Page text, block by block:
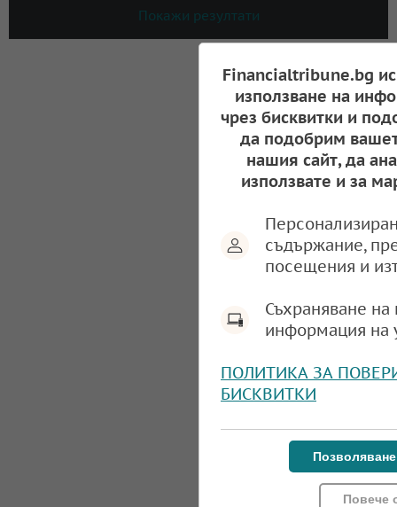
Покажи резултати
Financialtribune.bg
използване на
чрез бисквитки и
да подобрим
нашия сайт, да
използвате и за
съдържание,
посещения и
Съхраняване
информация на
ПОЛИТИКА ЗА
БИСКВИТКИ
Повече